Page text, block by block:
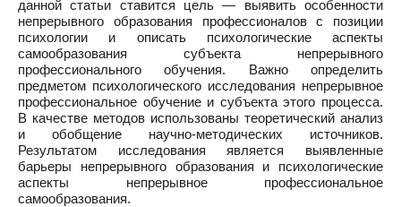
данной статьи ставится цель — выявить особенности
непрерывного образования профессионалов с позиции
психологии и описать психологические аспекты
самообразования субъекта непрерывного
профессионального обучения. Важно определить
предметом психологического исследования непрерывное
профессиональное обучение и субъекта этого процесса.
В качестве методов использованы теоретический анализ
и обобщение научно-методических источников.
Результатом исследования является выявленные
барьеры непрерывного образования и психологические
аспекты непрерывное профессиональное
самообразования.